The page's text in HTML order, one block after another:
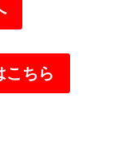
こちら